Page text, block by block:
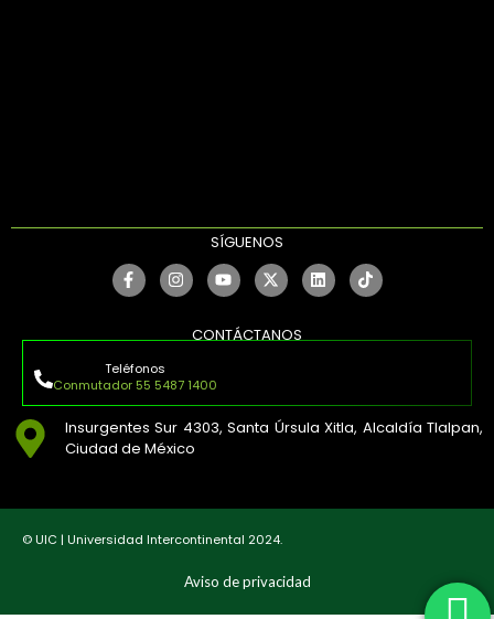
SÍGUENOS
CONTÁCTANOS
Teléfonos
Conmutador 55 5487 1400
Insurgentes Sur 4303, Santa Úrsula Xitla, Alcaldía Tlalpan,
Ciudad de México
© UIC | Universidad Intercontinental 2024.
Aviso de privacidad